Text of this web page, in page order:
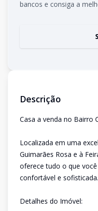
bancos e consiga a
Descrição
Casa a venda no Bairro
Localizada em uma
Guimarães Rosa e à
oferece tudo o que
confortável e sofisticada.
Detalhes do Imóvel: